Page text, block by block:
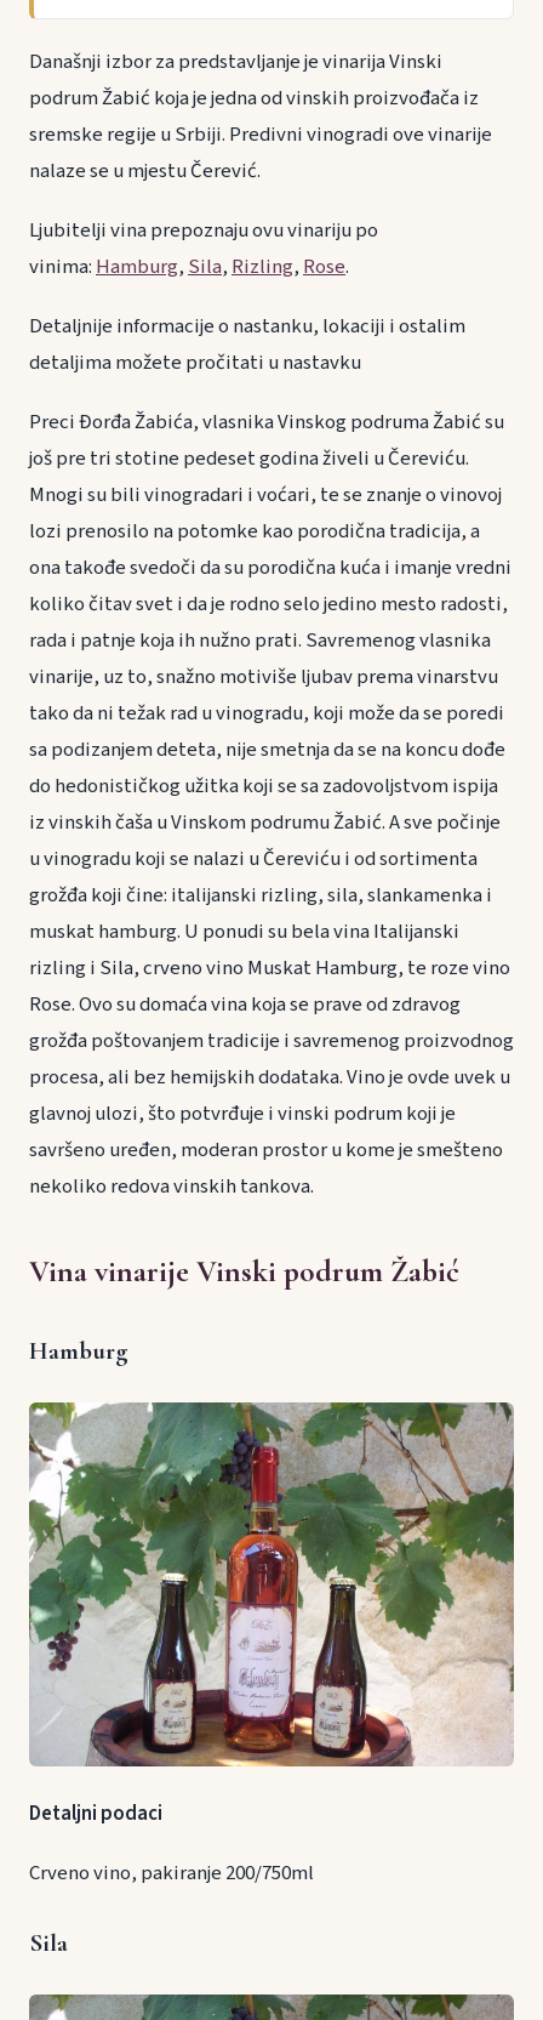
Današnji izbor za predstavljanje je vinarija Vinski
podrum Žabić koja je jedna od vinskih proizvođača iz
sremske regije u Srbiji. Predivni vinogradi ove vinarije
nalaze se u mjestu Čerević.
Ljubitelji vina prepoznaju ovu vinariju po
vinima: Hamburg, Sila, Rizling, Rose.
Detaljnije informacije o nastanku, lokaciji i ostalim
detaljima možete pročitati u nastavku
Preci Đorđa Žabića, vlasnika Vinskog podruma Žabić su
još pre tri stotine pedeset godina živeli u Čereviću.
Mnogi su bili vinogradari i voćari, te se znanje o vinovoj
lozi prenosilo na potomke kao porodična tradicija, a
ona takođe svedoči da su porodična kuća i imanje vredni
koliko čitav svet i da je rodno selo jedino mesto radosti,
rada i patnje koja ih nužno prati. Savremenog vlasnika
vinarije, uz to, snažno motiviše ljubav prema vinarstvu
tako da ni težak rad u vinogradu, koji može da se poredi
sa podizanjem deteta, nije smetnja da se na koncu dođe
do hedonističkog užitka koji se sa zadovoljstvom ispija
iz vinskih čaša u Vinskom podrumu Žabić. A sve počinje
u vinogradu koji se nalazi u Čereviću i od sortimenta
grožđa koji čine: italijanski rizling, sila, slankamenka i
muskat hamburg. U ponudi su bela vina Italijanski
rizling i Sila, crveno vino Muskat Hamburg, te roze vino
Rose. Ovo su domaća vina koja se prave od zdravog
grožđa poštovanjem tradicije i savremenog proizvodnog
procesa, ali bez hemijskih dodataka. Vino je ovde uvek u
glavnoj ulozi, što potvrđuje i vinski podrum koji je
savršeno uređen, moderan prostor u kome je smešteno
nekoliko redova vinskih tankova.
Vina vinarije Vinski podrum Žabić
Hamburg
Detaljni podaci
Crveno vino, pakiranje 200/750ml
Sila